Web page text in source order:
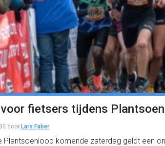
fietsers tijdens
door Lars Faber
Plantsoenloop komende zaterdag geldt een